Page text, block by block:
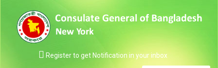
Register to get Notification in your inbox